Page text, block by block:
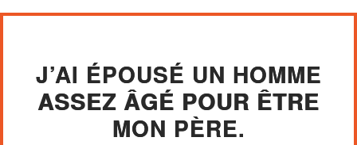
J’AI ÉPOUSÉ UN HOMME
ASSEZ ÂGÉ POUR ÊTRE
MON PÈRE.